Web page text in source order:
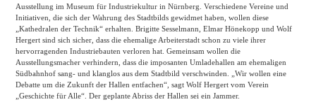
Ausstellung im Museum für Industriekultur in Nürnberg. Verschiedene Vereine und
Initiativen, die sich der Wahrung des Stadtbilds gewidmet haben, wollen diese
„Kathedralen der Technik“ erhalten. Brigitte Sesselmann, Elmar Hönekopp und Wolf
Hergert sind sich sicher, dass die ehemalige Arbeiterstadt schon zu viele ihrer
hervorragenden Industriebauten verloren hat. Gemeinsam wollen die
Ausstellungsmacher verhindern, dass die imposanten Umladehallen am ehemaligen
Südbahnhof sang- und klanglos aus dem Stadtbild verschwinden. „Wir wollen eine
Debatte um die Zukunft der Hallen entfachen“, sagt Wolf Hergert vom Verein
„Geschichte für Alle“. Der geplante Abriss der Hallen sei ein Jammer.